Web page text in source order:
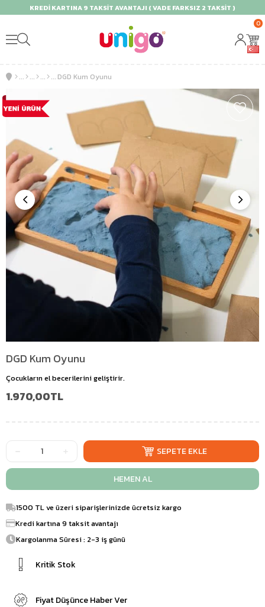
KREDİ KARTINA 9 TAKSİT AVANTAJI ( VADE FARKSIZ 2 TAKSİT )
0
DGD Kum Oyunu
DGD Kum Oyunu
Çocukların el becerilerini geliştirir.
1.970,00TL
1500 TL ve üzeri siparişlerinizde ücretsiz kargo
Kredi kartına 9 taksit avantajı
Kargolanma Süresi : 2-3 iş günü
Kritik Stok
Fiyat Düşünce Haber Ver